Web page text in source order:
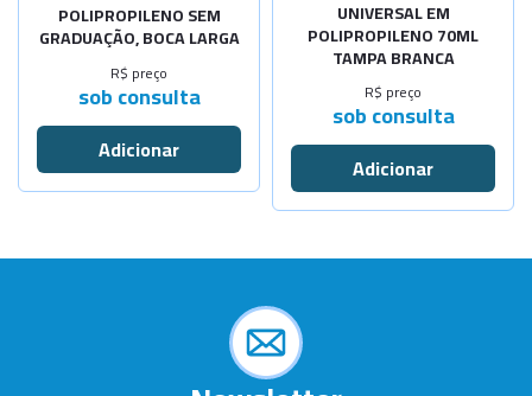
POLIPROPILENO SEM
GRADUAÇÃO, BOCA LARGA
R$ preço
sob consulta
UNIVERSAL EM
POLIPROPILENO 70ML
TAMPA BRANCA
R$ preço
sob consulta